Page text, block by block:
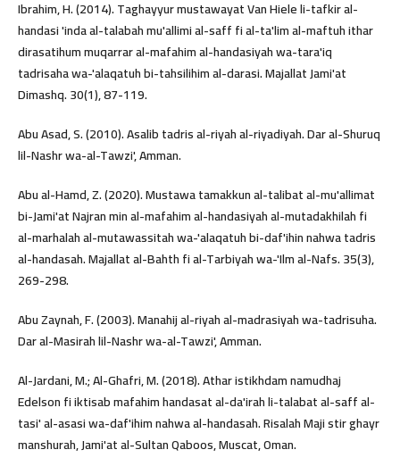
Ibrahim, H. (2014). Taghayyur mustawayat Van Hiele li-tafkir al-
handasi 'inda al-talabah mu'allimi al-saff fi al-ta'lim al-maftuh ithar
dirasatihum muqarrar al-mafahim al-handasiyah wa-tara'iq
tadrisaha wa-'alaqatuh bi-tahsilihim al-darasi. Majallat Jami'at
Dimashq. 30(1), 87-119.
Abu Asad, S. (2010). Asalib tadris al-riyah al-riyadiyah. Dar al-Shuruq
lil-Nashr wa-al-Tawzi', Amman.
Abu al-Hamd, Z. (2020). Mustawa tamakkun al-talibat al-mu'allimat
bi-Jami'at Najran min al-mafahim al-handasiyah al-mutadakhilah fi
al-marhalah al-mutawassitah wa-'alaqatuh bi-daf'ihin nahwa tadris
al-handasah. Majallat al-Bahth fi al-Tarbiyah wa-'Ilm al-Nafs. 35(3),
269-298.
Abu Zaynah, F. (2003). Manahij al-riyah al-madrasiyah wa-tadrisuha.
Dar al-Masirah lil-Nashr wa-al-Tawzi', Amman.
Al-Jardani, M.; Al-Ghafri, M. (2018). Athar istikhdam namudhaj
Edelson fi iktisab mafahim handasat al-da'irah li-talabat al-saff al-
tasi' al-asasi wa-daf'ihim nahwa al-handasah. Risalah Maji stir ghayr
manshurah, Jami'at al-Sultan Qaboos, Muscat, Oman.